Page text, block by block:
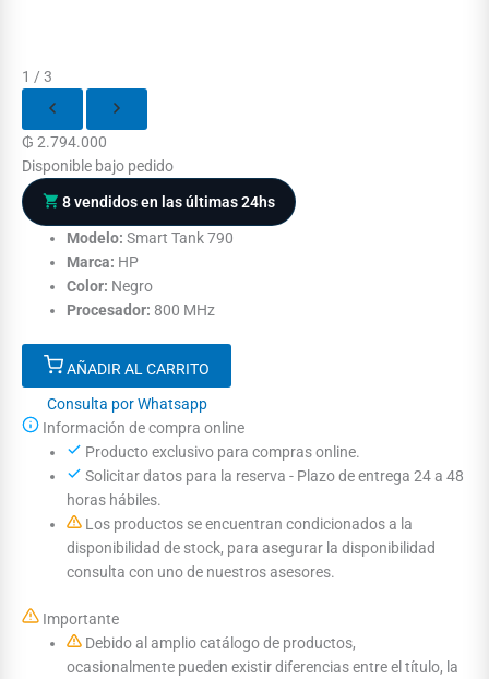
1 / 3
₲ 2.794.000
Disponible bajo pedido
8 vendidos en las últimas 24hs
Modelo: Smart Tank 790
Marca: HP
Color: Negro
Procesador: 800 MHz
AÑADIR AL CARRITO
Consulta por Whatsapp
Información de compra online
Producto exclusivo para compras online.
Solicitar datos para la reserva - Plazo de entrega 24 a 48
horas hábiles.
Los productos se encuentran condicionados a la
disponibilidad de stock, para asegurar la disponibilidad
consulta con uno de nuestros asesores.
Importante
Debido al amplio catálogo de productos,
ocasionalmente pueden existir diferencias entre el título, la